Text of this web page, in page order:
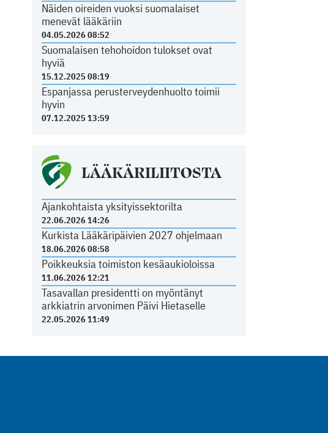
Näiden oireiden vuoksi suomalaiset
menevät lääkäriin
04.05.2026 08:52
Suomalaisen tehohoidon tulokset ovat
hyviä
15.12.2025 08:19
Espanjassa perusterveydenhuolto toimii
hyvin
07.12.2025 13:59
LÄÄKÄRILIITOSTA
Ajankohtaista yksityissektorilta
22.06.2026 14:26
Kurkista Lääkäripäivien 2027 ohjelmaan
18.06.2026 08:58
Poikkeuksia toimiston kesäaukioloissa
11.06.2026 12:21
Tasavallan presidentti on myöntänyt
arkkiatrin arvonimen Päivi Hietaselle
22.05.2026 11:49